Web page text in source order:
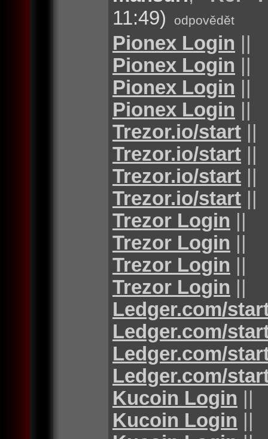
11:49)
odpovědět
Pionex Login ||
Pionex Login ||
Pionex Login ||
Pionex Login ||
Trezor.io/start ||
Trezor.io/start ||
Trezor.io/start ||
Trezor.io/start ||
Trezor Login ||
Trezor Login ||
Trezor Login ||
Trezor Login ||
Ledger.com/
Ledger.com/
Ledger.com/
Ledger.com/
Kucoin Login ||
Kucoin Login ||